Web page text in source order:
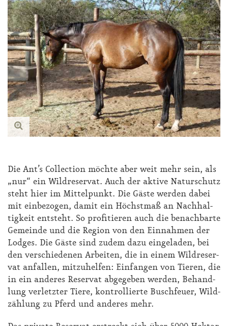
Die Ant’s Collec­tion möch­te aber weit mehr sein, als
„nur“ ein Wild­re­ser­vat. Auch der ak­ti­ve Na­tur­schutz
steht hier im Mit­tel­punkt. Die Gäs­te wer­den da­bei
mit ein­be­zo­gen, da­mit ein Höchst­maß an Nach­hal­
tig­keit ent­steht. So pro­fi­tie­ren auch die be­nach­bar­te
Ge­mein­de und die Re­gi­on von den Ein­nah­men der
Lod­ges. Die Gäs­te sind zu­dem da­zu ein­ge­la­den, bei
den ver­schie­de­nen Ar­bei­ten, die in ei­nem Wild­re­ser­
vat an­fal­len, mit­zu­hel­fen: Ein­fan­gen von Tie­ren, die
in ein an­de­res Re­ser­vat ab­ge­ge­ben wer­den, Be­hand­
lung ver­letz­ter Tie­re, kon­trol­lier­te Busch­feu­er, Wild­
zäh­lung zu Pferd und an­de­res mehr.